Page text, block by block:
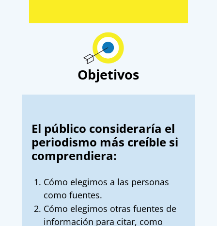
Objetivos
El público consideraría el
periodismo más creíble si
comprendiera:
Cómo elegimos a las personas
como fuentes.
Cómo elegimos otras fuentes de
información para citar, como